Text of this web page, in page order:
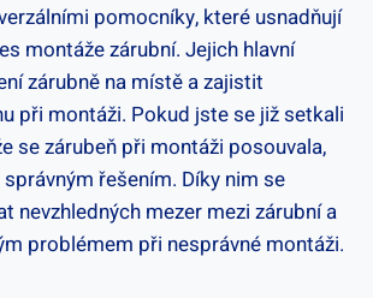
pomocníky, které usnadňují
montáže zárubní. Jejich hlavní
zárubně na místě a zajistit
při montáži. Pokud jste se již setkali
se zárubeň při montáži posouvala,
řešením. Díky nim se
nevzhledných mezer mezi zárubní a
problémem při nesprávné montáži.